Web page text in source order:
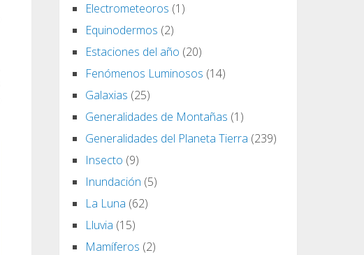
Electrometeoros (1)
Equinodermos (2)
Estaciones del año (20)
Fenómenos Luminosos (14)
Galaxias (25)
Generalidades de Montañas (1)
Generalidades del Planeta Tierra (239)
Insecto (9)
Inundación (5)
La Luna (62)
Lluvia (15)
Mamíferos (2)